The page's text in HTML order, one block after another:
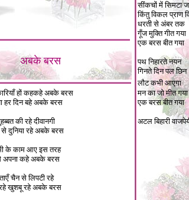
अबके बरस
हों कहकहे अबके बरस
हर दिन बहे अबके बरस
की रहे दीवानगी
दुनिया रहे अबके बरस
के काम आए इस तरह
अपना कहे अबके बरस
चैन से लिपटी रहे
खुशबू रहे अबके बरस
सींकचों में सिमटा
किंतु विकल प्राण
धरती से अंबर तक
गूँज मुक्ति गीत गया
एक बरस बीत गया
पथ निहारते नयन
गिनते दिन पल छिन
लौट कभी आएगा
मन का जो मीत गया
एक बरस बीत गया
अटल बिहारी